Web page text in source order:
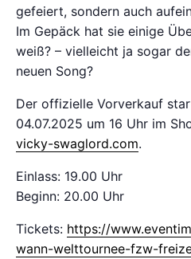
gefeiert, sondern auch
Im Gepäck hat sie einige
weiß? – vielleicht ja sogar
neuen Song?
Der offizielle Vorverkauf
04.07.2025 um 16 Uhr im
vicky-swaglord.com.
Einlass: 19.00 Uhr
Beginn: 20.00 Uhr
Tickets: https://
wann-welttournee-fzw-